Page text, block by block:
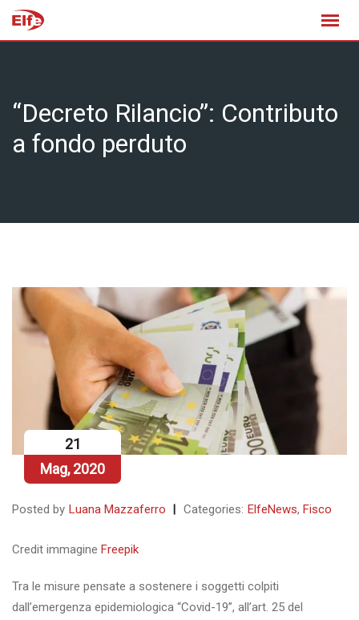
Skip
“Decreto Rilancio”: Contributo
a fondo perduto
21
Mag, 2020
Posted by Luana Mazzaferro Categories: ElfeNews, Fisco
Credit immagine Freepik
Tra le misure pensate a sostenere i soggetti colpiti
dall’emergenza epidemiologica “Covid-19”, all’art. 25 del